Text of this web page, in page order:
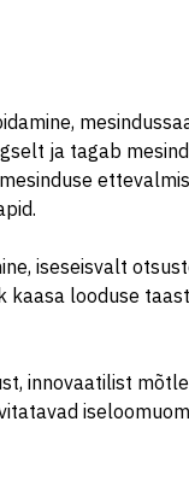
ja tagab
iseseisvalt
kaasa looduse
innovaatilist